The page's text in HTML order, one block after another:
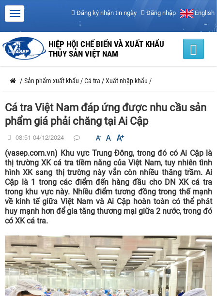
Đăng ký nhận tin ngày Đăng nhập English
HIỆP HỘI CHẾ BIẾN VÀ XUẤT KHẨU
THỦY SẢN VIỆT NAM
/ Sản phẩm xuất khẩu /Cá tra /Xuất nhập khẩu /
Cá tra Việt Nam đáp ứng được nhu cầu sản
phẩm giá phải chăng tại Ai Cập
08:51 04/12/2024
(vasep.com.vn) Khu vực Trung Đông, trong đó có Ai Cập là
thị trường XK cá tra tiềm năng của Việt Nam, tuy nhiên tình
hình XK sang thị trường này vẫn còn nhiều thăng trầm. Ai
Cập là 1 trong các điểm đến hàng đầu cho DN XK cá tra
trong khu vực này. Nhiều điểm tương đồng trong thế mạnh
về kinh tế giữa Việt Nam và Ai Cập hoàn toàn có thể phát
huy mạnh hơn để gia tăng thương mại giữa 2 nước, trong đó
có XK cá tra.